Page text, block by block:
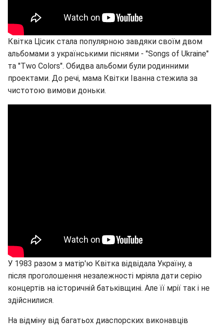
Квітка Цісик стала популярною завдяки своїм двом
альбомами з українськими піснями - "Songs of Ukraine"
та "Two Colors". Обидва альбоми були родинними
проектами. До речі, мама Квітки Іванна стежила за
чистотою вимови доньки.
У 1983 разом з матір'ю Квітка відвідала Україну, а
після проголошення незалежності мріяла дати серію
концертів на історичній батьківщині. Але її мрії так і не
здійснилися.
На відміну від багатьох диаспорских виконавців